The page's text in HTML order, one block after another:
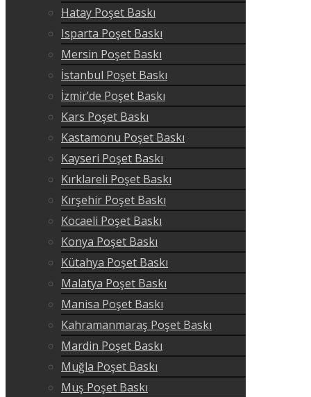
Hatay Poşet Baskı
Isparta Poşet Baskı
Mersin Poşet Baskı
İstanbul Poşet Baskı
İzmir’de Poşet Baskı
Kars Poşet Baskı
Kastamonu Poşet Baskı
Kayseri Poşet Baskı
Kırklareli Poşet Baskı
Kırşehir Poşet Baskı
Kocaeli Poşet Baskı
Konya Poşet Baskı
Kütahya Poşet Baskı
Malatya Poşet Baskı
Manisa Poşet Baskı
Kahramanmaraş Poşet Baskı
Mardin Poşet Baskı
Muğla Poşet Baskı
Muş Poşet Baskı